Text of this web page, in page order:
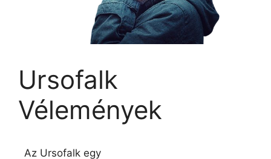
Ursofalk
Vélemények
Az Ursofalk egy